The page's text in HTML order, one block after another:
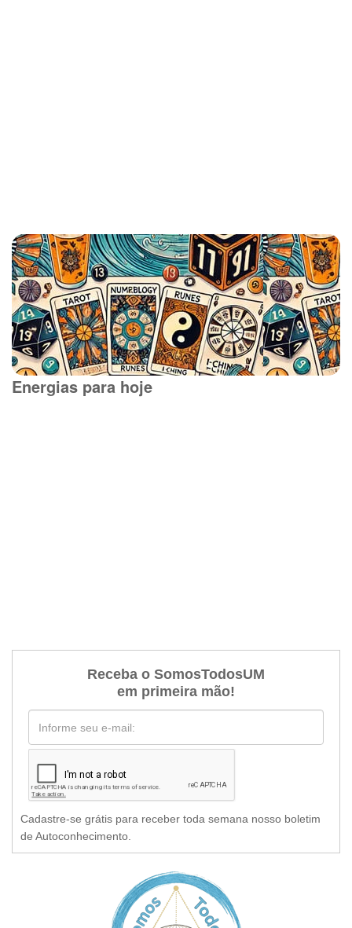
Energias para hoje
Receba o SomosTodosUM
em primeira mão!
Cadastre-se grátis para receber toda semana nosso boletim
de Autoconhecimento.